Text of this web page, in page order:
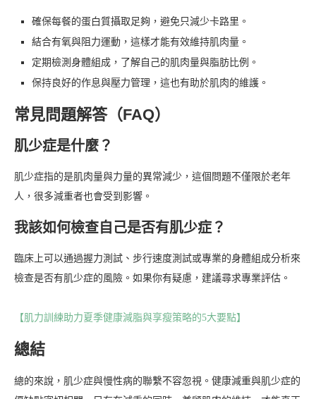
確保每餐的蛋白質攝取足夠，避免只減少卡路里。
結合有氧與阻力運動，這樣才能有效維持肌肉量。
定期檢測身體組成，了解自己的肌肉量與脂肪比例。
保持良好的作息與壓力管理，這也有助於肌肉的維護。
常見問題解答（FAQ）
肌少症是什麼？
肌少症指的是肌肉量與力量的異常減少，這個問題不僅限於老年
人，很多減重者也會受到影響。
我該如何檢查自己是否有肌少症？
臨床上可以通過握力測試、步行速度測試或專業的身體組成分析來
檢查是否有肌少症的風險。如果你有疑慮，建議尋求專業評估。
【肌力訓練助力夏季健康減脂與享瘦策略的5大要點】
總結
總的來說，肌少症與慢性病的聯繫不容忽視。健康減重與肌少症的